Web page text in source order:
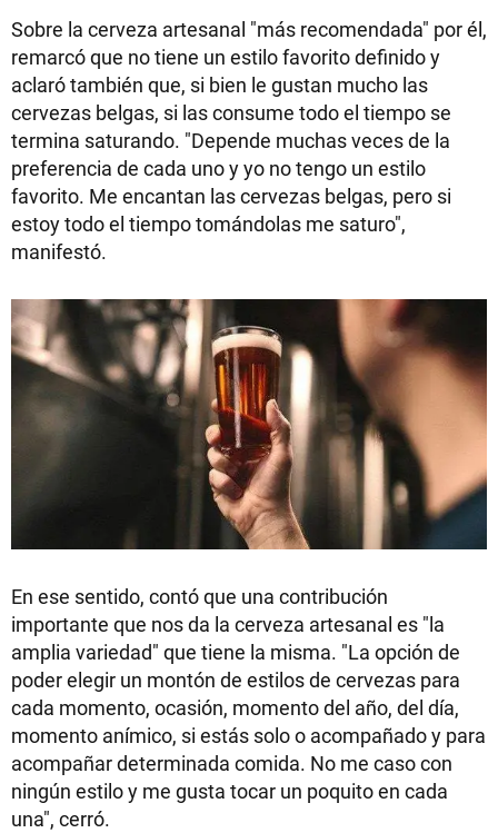
Sobre la cerveza artesanal "más recomendada" por él,
remarcó que no tiene un estilo favorito definido y
aclaró también que, si bien le gustan mucho las
cervezas belgas, si las consume todo el tiempo se
termina saturando. "Depende muchas veces de la
preferencia de cada uno y yo no tengo un estilo
favorito. Me encantan las cervezas belgas, pero si
estoy todo el tiempo tomándolas me saturo",
manifestó.
En ese sentido, contó que una contribución
importante que nos da la cerveza artesanal es "la
amplia variedad" que tiene la misma. "La opción de
poder elegir un montón de estilos de cervezas para
cada momento, ocasión, momento del año, del día,
momento anímico, si estás solo o acompañado y para
acompañar determinada comida. No me caso con
ningún estilo y me gusta tocar un poquito en cada
una", cerró.